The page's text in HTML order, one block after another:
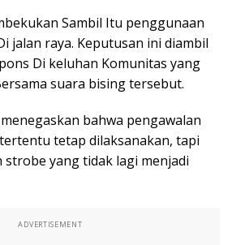
Sambil Itu penggunaan
jalan raya. Keputusan ini diambil
Di keluhan Komunitas yang
suara bising tersebut.
bahwa pengawalan
tetap dilaksanakan, tapi
strobe yang tidak lagi menjadi
ADVERTISEMENT